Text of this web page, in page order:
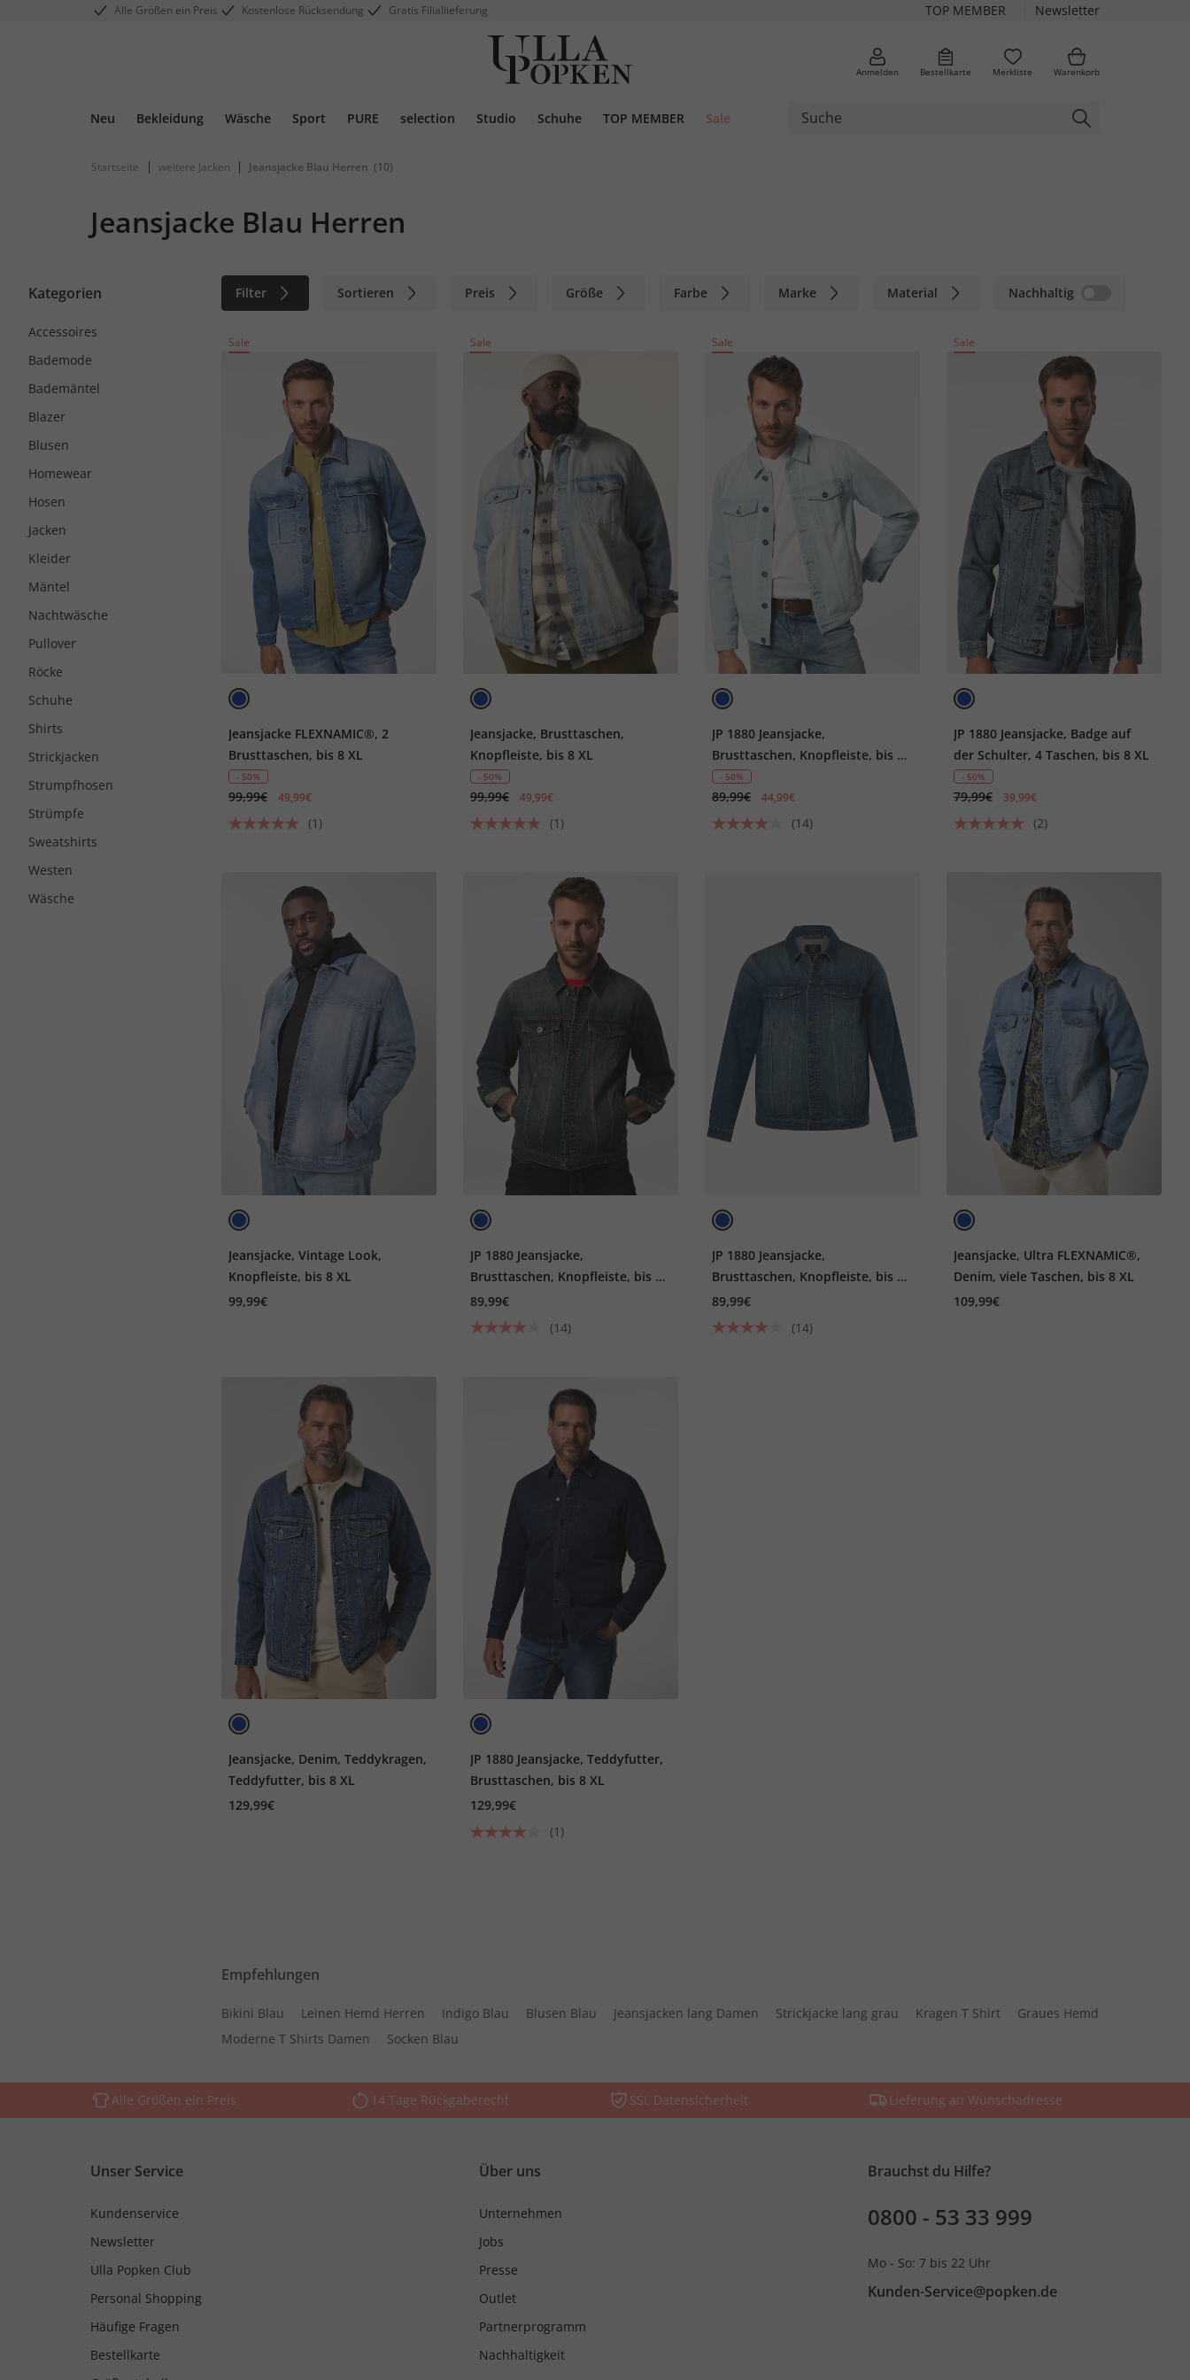
Alle Größen ein Preis Kostenlose Rücksendung Gratis Filiallieferung TOP MEMBER Newsletter
Anmelden Bestellkarte Merkliste Warenkorb
Neu Bekleidung Wäsche Sport PURE selection Studio Schuhe TOP MEMBER Sale
Startseite | weitere Jacken | Jeansjacke Blau Herren (10)
Jeansjacke Blau Herren
Kategorien Filter Sortieren Preis Größe Farbe Marke Material Nachhaltig
Accessoires
Bademode
Bademäntel
Blazer
Blusen
Homewear
Hosen
Jacken
Kleider
Mäntel
Nachtwäsche
Pullover
Röcke
Schuhe
Shirts
Strickjacken
Strumpfhosen
Strümpfe
Sweatshirts
Westen
Wäsche
Sale
Jeansjacke FLEXNAMIC®, 2
Brusttaschen, bis 8 XL
- 50%
99,99€ 49,99€
(1)
Sale
Jeansjacke, Brusttaschen,
Knopfleiste, bis 8 XL
- 50%
99,99€ 49,99€
(1)
Sale
JP 1880 Jeansjacke,
Brusttaschen, Knopfleiste, bis 8
XL- 50%
89,99€ 44,99€
(14)
Sale
JP 1880 Jeansjacke, Badge auf
der Schulter, 4 Taschen, bis 8 XL
- 50%
79,99€ 39,99€
(2)
Jeansjacke, Vintage Look,
Knopfleiste, bis 8 XL
99,99€
JP 1880 Jeansjacke,
Brusttaschen, Knopfleiste, bis 8
XL
89,99€
(14)
JP 1880 Jeansjacke,
Brusttaschen, Knopfleiste, bis 8
XL
89,99€
(14)
Jeansjacke, Ultra FLEXNAMIC®,
Denim, viele Taschen, bis 8 XL
109,99€
Jeansjacke, Denim, Teddykragen,
Teddyfutter, bis 8 XL
129,99€
JP 1880 Jeansjacke, Teddyfutter,
Brusttaschen, bis 8 XL
129,99€
(1)
Empfehlungen
Bikini Blau Leinen Hemd Herren Indigo Blau Blusen Blau Jeansjacken lang Damen Strickjacke lang grau Kragen T Shirt
Graues Hemd
Moderne T Shirts Damen
Socken Blau
Alle Größen ein Preis 14 Tage Rückgaberecht SSL Datensicherheit Lieferung an Wunschadresse
Unser Service
Kundenservice
Newsletter
Ulla Popken Club
Personal Shopping
Häufige Fragen
Bestellkarte
Über uns
Unternehmen
Jobs
Presse
Outlet
Partnerprogramm
Nachhaltigkeit
Brauchst du Hilfe?
0800 - 53 33 999
Mo - So: 7 bis 22 Uhr
Kunden-Service@popken.de